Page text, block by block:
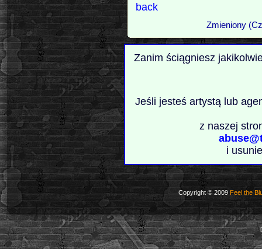
back
Zmieniony
Zanim ściągniesz
Jeśli jesteś artystą lub
z naszej
i
Copyright © 2009Feel the